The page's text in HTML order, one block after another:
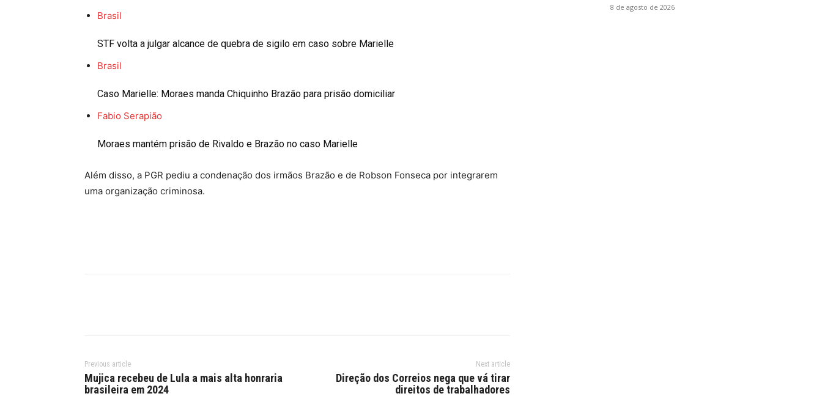
Brasil
STF volta a julgar alcance de quebra de sigilo em caso sobre Marielle
Brasil
Caso Marielle: Moraes manda Chiquinho Brazão para prisão domiciliar
Fabio Serapião
Moraes mantém prisão de Rivaldo e Brazão no caso Marielle
Além disso, a PGR pediu a condenação dos irmãos Brazão e de Robson Fonseca por integrarem
uma organização criminosa.
Previous article
Mujica recebeu de Lula a mais alta honraria
brasileira em 2024
Next article
Direção dos Correios nega que vá tirar
direitos de trabalhadores
8 de agosto de 2026